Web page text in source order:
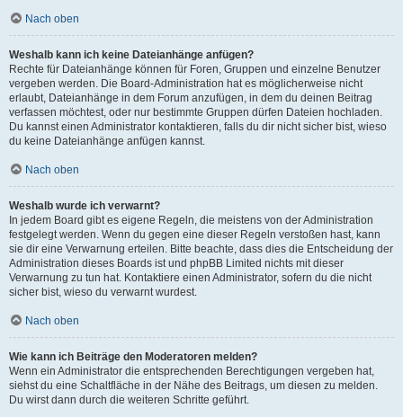
Nach oben
Weshalb kann ich keine Dateianhänge anfügen?
Rechte für Dateianhänge können für Foren, Gruppen und einzelne Benutzer
vergeben werden. Die Board-Administration hat es möglicherweise nicht
erlaubt, Dateianhänge in dem Forum anzufügen, in dem du deinen Beitrag
verfassen möchtest, oder nur bestimmte Gruppen dürfen Dateien hochladen.
Du kannst einen Administrator kontaktieren, falls du dir nicht sicher bist, wieso
du keine Dateianhänge anfügen kannst.
Nach oben
Weshalb wurde ich verwarnt?
In jedem Board gibt es eigene Regeln, die meistens von der Administration
festgelegt werden. Wenn du gegen eine dieser Regeln verstoßen hast, kann
sie dir eine Verwarnung erteilen. Bitte beachte, dass dies die Entscheidung der
Administration dieses Boards ist und phpBB Limited nichts mit dieser
Verwarnung zu tun hat. Kontaktiere einen Administrator, sofern du die nicht
sicher bist, wieso du verwarnt wurdest.
Nach oben
Wie kann ich Beiträge den Moderatoren melden?
Wenn ein Administrator die entsprechenden Berechtigungen vergeben hat,
siehst du eine Schaltfläche in der Nähe des Beitrags, um diesen zu melden.
Du wirst dann durch die weiteren Schritte geführt.